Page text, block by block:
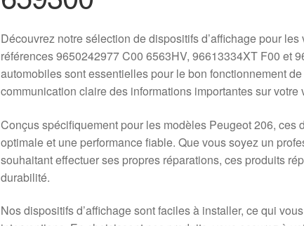
Découvrez notre sélection de dispositifs d’affichage pour
références 9650242977 C00 6563HV, 96613334XT F00 et
automobiles sont essentielles pour le bon fonctionnement
communication claire des informations importantes sur votre
Conçus spécifiquement pour les modèles Peugeot 206, ces
optimale et une performance fiable. Que vous soyez un
souhaitant effectuer ses propres réparations, ces produits
durabilité.
Nos dispositifs d’affichage sont faciles à installer, ce qui